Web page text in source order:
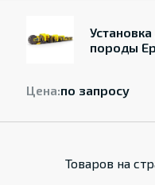
породы
Цена:по запросу
Товаров на